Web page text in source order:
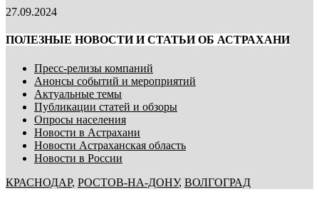
27.09.2024
ПОЛЕЗНЫЕ НОВОСТИ И СТАТЬИ ОБ АСТРАХАНИ
Пресс-релизы компаний
Анонсы событий и мероприятий
Актуальные темы
Публикации статей и обзоры
Опросы населения
Новости в Астрахани
Новости Астраханская область
Новости в России
КРАСНОДАР, РОСТОВ-НА-ДОНУ, ВОЛГОГРАД